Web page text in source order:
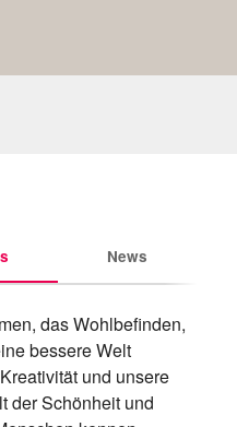
News
das Wohlbefinden,
bessere Welt
und unsere
der Schönheit und